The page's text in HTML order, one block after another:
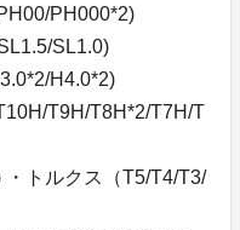
PH000*2)
SL1.0)
H4.0*2)
T9H/T8H*2/T7H/T
・トルクス（T5/T4/T3/